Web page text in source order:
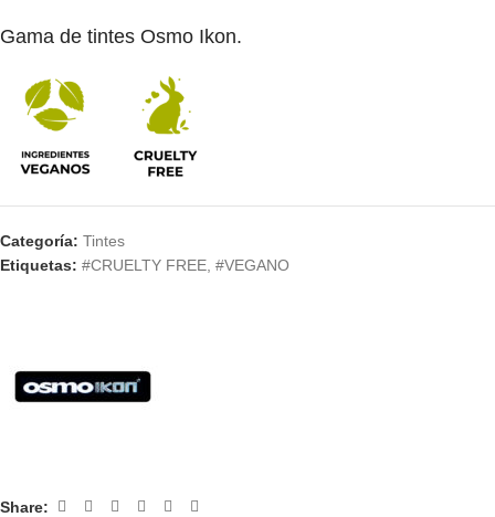
Gama de tintes Osmo Ikon.
Categoría: Tintes
Etiquetas: #CRUELTY FREE #VEGANO
Share: